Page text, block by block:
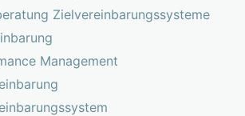
Zielvereinbarungssysteme
Management